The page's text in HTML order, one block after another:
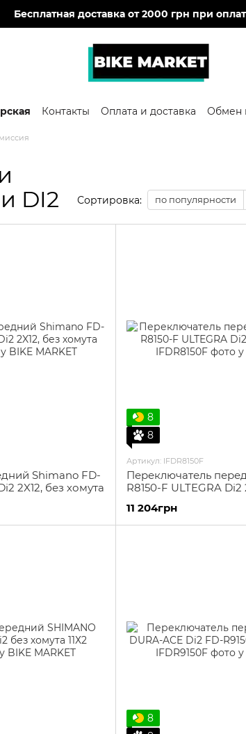
Бесплатная доставка от 2000 грн при
Контакты Оплата и доставка Обмен
DI2
Сортировка: по популярности
Shimano FD-
2X12, без хомута
8
8
Артикул: IFDR8150F
Переключатель
R8150-F ULTEGRA Di2
11 204грн
8